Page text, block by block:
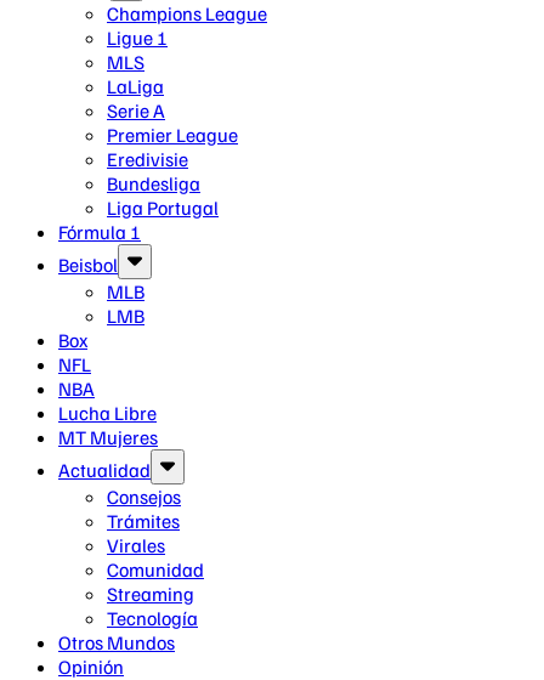
Champions League
Ligue 1
MLS
LaLiga
Serie A
Premier League
Eredivisie
Bundesliga
Liga Portugal
Fórmula 1
Beisbol
MLB
LMB
Box
NFL
NBA
Lucha Libre
MT Mujeres
Actualidad
Consejos
Trámites
Virales
Comunidad
Streaming
Tecnología
Otros Mundos
Opinión